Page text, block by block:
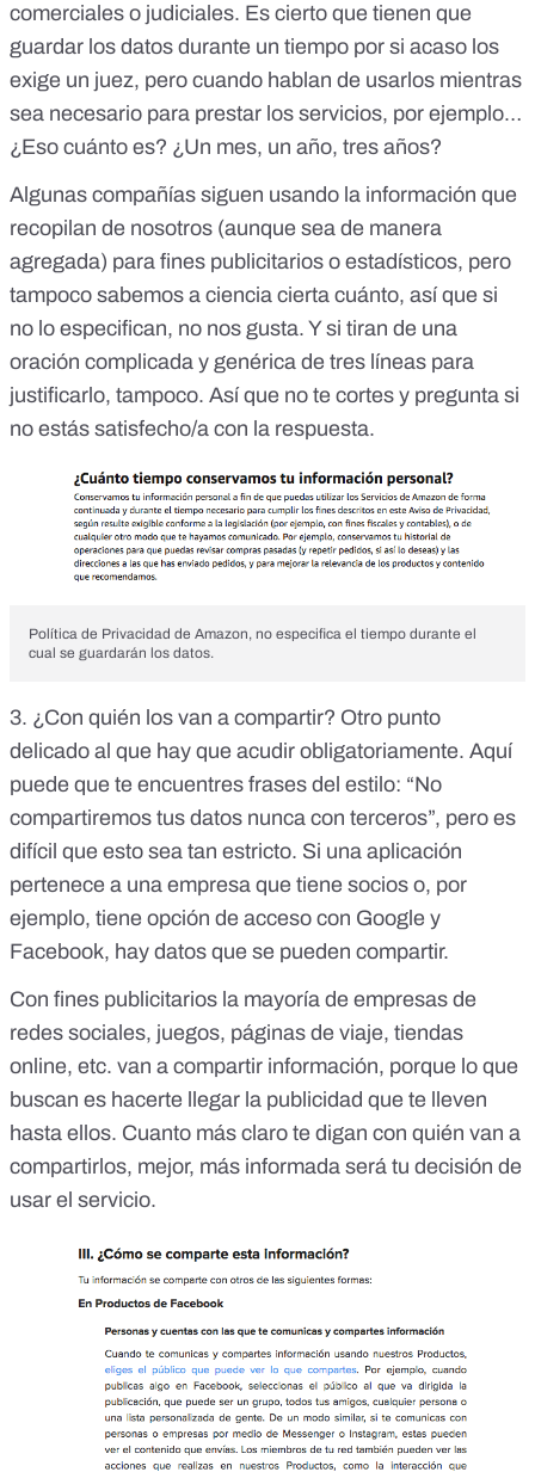
comerciales o judiciales. Es cierto que tienen que
guardar los datos durante un tiempo por si acaso los
exige un juez, pero cuando hablan de usarlos mientras
sea necesario para prestar los servicios, por ejemplo…
¿Eso cuánto es? ¿Un mes, un año, tres años?
Algunas compañías siguen usando la información que
recopilan de nosotros (aunque sea de manera
agregada) para fines publicitarios o estadísticos, pero
tampoco sabemos a ciencia cierta cuánto, así que si
no lo especifican, no nos gusta. Y si tiran de una
oración complicada y genérica de tres líneas para
justificarlo, tampoco. Así que no te cortes y pregunta si
no estás satisfecho/a con la respuesta.
Política de Privacidad de Amazon, no especifica el tiempo durante el
cual se guardarán los datos.
3. ¿Con quién los van a compartir? Otro punto
delicado al que hay que acudir obligatoriamente. Aquí
puede que te encuentres frases del estilo: “No
compartiremos tus datos nunca con terceros”, pero es
difícil que esto sea tan estricto. Si una aplicación
pertenece a una empresa que tiene socios o, por
ejemplo, tiene opción de acceso con Google y
Facebook, hay datos que se pueden compartir.
Con fines publicitarios la mayoría de empresas de
redes sociales, juegos, páginas de viaje, tiendas
online, etc. van a compartir información, porque lo que
buscan es hacerte llegar la publicidad que te lleven
hasta ellos. Cuanto más claro te digan con quién van a
compartirlos, mejor, más informada será tu decisión de
usar el servicio.